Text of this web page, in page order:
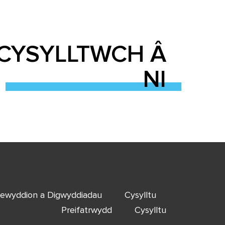
Â
NI
a Digwyddiadau
Cysylltu
Preifatrwydd
Cysylltu